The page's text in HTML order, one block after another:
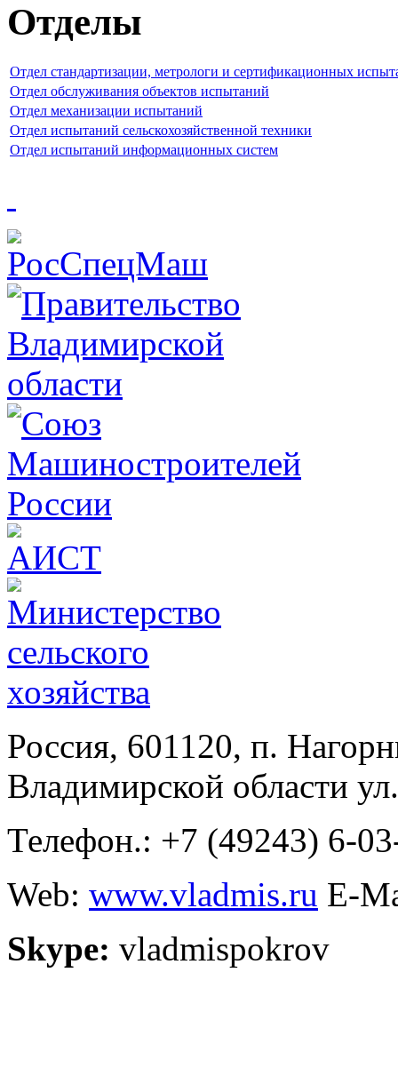
Отделы
Отдел стандартизации, метрологи и сертификационных
Отдел обслуживания объектов испытаний
Отдел механизации испытаний
Отдел испытаний сельскохозяйственной техники
Отдел испытаний информационных систем
Россия, 601120, п.
Владимирской области
Телефон.: +7 (49243) 6-
Web: www.vladmis.ru E-
Skype: vladmispokrov